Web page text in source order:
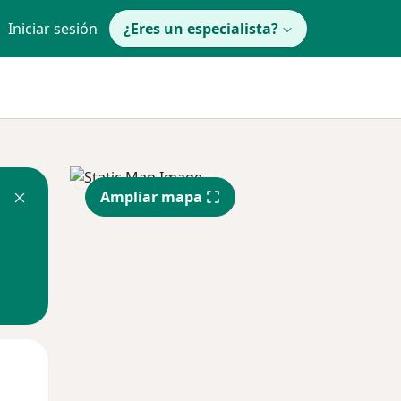
Iniciar sesión ¿Eres un especialista?
Ampliar mapa